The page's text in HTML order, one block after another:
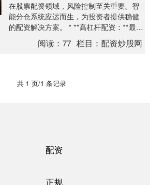
在股票配资领域，风险控制至关重要。智
能分仓系统应运而生，为投资者提供稳健
的配资解决方案。 * **高杠杆配资：**最高
可提供10倍杠杆，放大投资收益。 分仓系
阅读：77 栏目：配资炒股网
共 1 页/1 条记录
配资
正规